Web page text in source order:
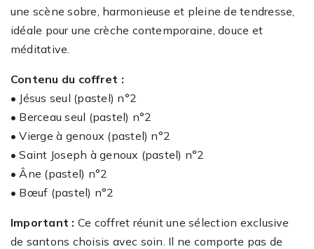
une scène sobre, harmonieuse et pleine de tendresse,
idéale pour une crèche contemporaine, douce et
méditative.
Contenu du coffret :
• Jésus seul (pastel) n°2
• Berceau seul (pastel) n°2
• Vierge à genoux (pastel) n°2
• Saint Joseph à genoux (pastel) n°2
• Âne (pastel) n°2
• Bœuf (pastel) n°2
Important : Ce coffret réunit une sélection exclusive
de santons choisis avec soin. Il ne comporte pas de